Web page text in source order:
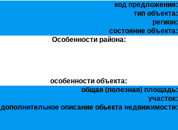
код предложения:
тип объекта:
регион:
состояние объекта:
Особенности района:
особенности объекта:
общая (полезная) площадь:
участок:
дополнительное описание обьекта недвижимости: